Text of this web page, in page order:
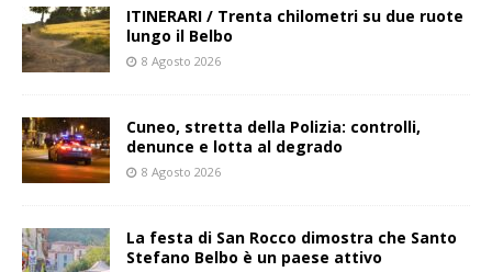
ITINERARI / Trenta chilometri su due ruote
lungo il Belbo
8 Agosto 2026
Cuneo, stretta della Polizia: controlli,
denunce e lotta al degrado
8 Agosto 2026
La festa di San Rocco dimostra che Santo
Stefano Belbo è un paese attivo